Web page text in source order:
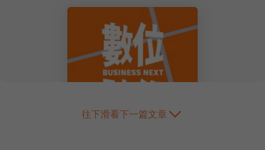
往下滑看下一篇文章